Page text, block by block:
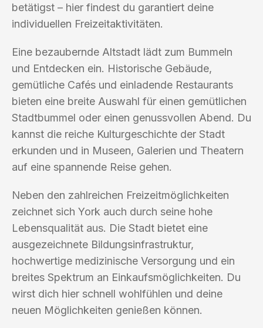
betätigst – hier findest du garantiert deine
individuellen Freizeitaktivitäten.
Eine bezaubernde Altstadt lädt zum Bummeln
und Entdecken ein. Historische Gebäude,
gemütliche Cafés und einladende Restaurants
bieten eine breite Auswahl für einen gemütlichen
Stadtbummel oder einen genussvollen Abend. Du
kannst die reiche Kulturgeschichte der Stadt
erkunden und in Museen, Galerien und Theatern
auf eine spannende Reise gehen.
Neben den zahlreichen Freizeitmöglichkeiten
zeichnet sich York auch durch seine hohe
Lebensqualität aus. Die Stadt bietet eine
ausgezeichnete Bildungsinfrastruktur,
hochwertige medizinische Versorgung und ein
breites Spektrum an Einkaufsmöglichkeiten. Du
wirst dich hier schnell wohlfühlen und deine
neuen Möglichkeiten genießen können.